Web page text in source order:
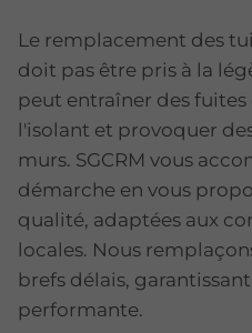
Le remplacement des
doit pas être pris à la
peut entraîner des
l'isolant et provoquer
murs. SGCRM vous
démarche en vous
qualité, adaptées aux
locales. Nous
brefs délais,
performante.